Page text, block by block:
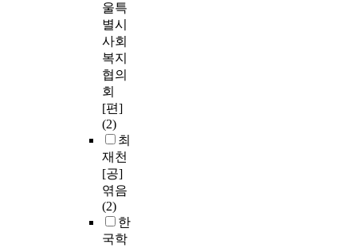
울특
별시
사회
복지
협의
회
[편]
(2)
최
재천
[공]
엮음
(2)
한
국학